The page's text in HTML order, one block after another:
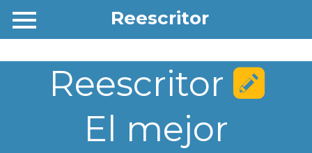
Reescritor
Reescritor
El mejor